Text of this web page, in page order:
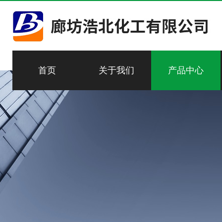
首页 关于我们 产品中心